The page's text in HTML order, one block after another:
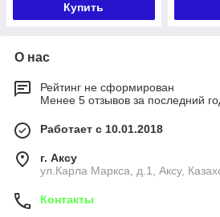
Купить
О нас
Рейтинг не сформирован
Менее 5 отзывов за последний
Работает с 10.01.2018
г. Аксу
ул.Карла Маркса, д.1, Аксу,
Контакты